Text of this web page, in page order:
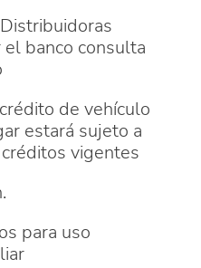
banco consulta
de vehículo
estará sujeto a
vigentes
para uso